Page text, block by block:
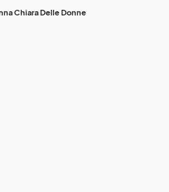
Chiara Delle Donne